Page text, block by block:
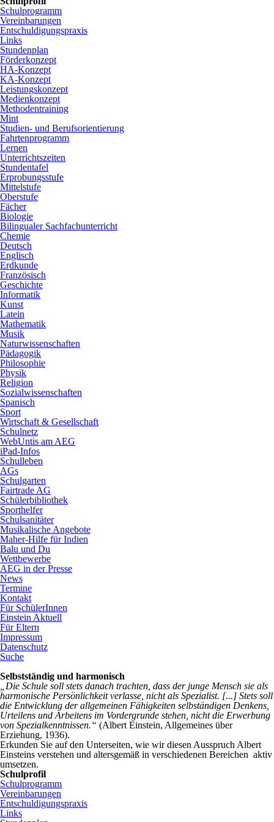
Schulprogramm
Vereinbarungen
Entschuldigungspraxis
Links
Stundenplan
Förderkonzept
HA-Konzept
KA-Konzept
Leistungskonzept
Medienkonzept
Methodentraining
Mint
Studien- und Berufsorientierung
Fahrtenprogramm
Lernen
Unterrichtszeiten
Stundentafel
Erprobungsstufe
Mittelstufe
Oberstufe
Fächer
Biologie
Bilingualer Sachfachunterricht
Chemie
Deutsch
Englisch
Erdkunde
Französisch
Geschichte
Informatik
Kunst
Latein
Mathematik
Musik
Naturwissenschaften
Pädagogik
Philosophie
Physik
Religion
Sozialwissenschaften
Spanisch
Sport
Wirtschaft & Gesellschaft
Schulnetz
WebUntis am AEG
iPad-Infos
Schulleben
AGs
Schulgarten
Fairtrade AG
Schülerbibliothek
Sporthelfer
Schulsanitäter
Musikalische Angebote
Maher-Hilfe für Indien
Balu und Du
Wettbewerbe
AEG in der Presse
News
Termine
Kontakt
Für SchülerInnen
Einstein Aktuell
Für Eltern
Impressum
Datenschutz
Suche
Selbstständig und harmonisch
„Die Schule soll stets danach trachten, dass der junge Mensch sie als
harmonische Persönlichkeit verlasse, nicht als Spezialist. [...] Stets soll
die Entwicklung der allgemeinen Fähigkeiten selbständigen Denkens,
Urteilens und Arbeitens im Vordergrunde stehen, nicht die Erwerbung
von Spezialkenntnissen.“ (Albert Einstein, Allgemeines über
Erziehung, 1936).
Erkunden Sie auf den Unterseiten, wie wir diesen Ausspruch Albert
Einsteins verstehen und altersgemäß in verschiedenen Bereichen aktiv
umsetzen.
Schulprofil
Navigation
überspringen
Schulprogramm
Vereinbarungen
Entschuldigungspraxis
Links